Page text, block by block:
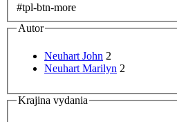
#tpl-btn-more
Autor
Neuhart John 2
Neuhart Marilyn 2
Krajina vydania